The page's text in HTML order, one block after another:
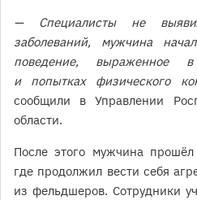
— Специалисты не
заболеваний, мужчина
поведение, выраженное
и попытках физического
сообщили в Управлении
области.
После этого мужчина
где продолжил вести себя
из фельдшеров. Сотрудники